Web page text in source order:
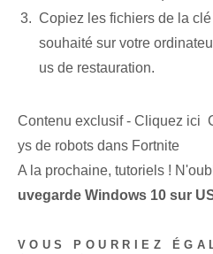
Copiez les fichiers de la
souhaité sur votre
us de restauration.
Contenu exclusif - Cliquez ici
ys de robots dans Fortnite
A la prochaine, tutoriels !
uvegarde Windows 10 sur
VOUS POURRIEZ